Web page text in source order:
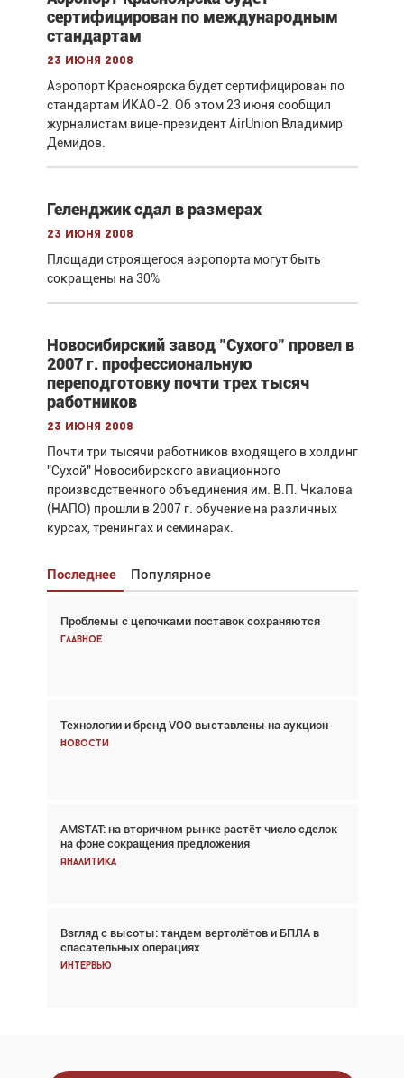
сертифицирован по международным
стандартам
23 июня 2008
Аэропорт Красноярска будет сертифицирован по
стандартам ИКАО-2. Об этом 23 июня сообщил
журналистам вице-президент AirUnion Владимир
Демидов.
Геленджик сдал в размерах
23 июня 2008
Площади строящегося аэропорта могут быть
сокращены на 30%
Новосибирский завод "Сухого" провел в
2007 г. профессиональную
переподготовку почти трех тысяч
работников
23 июня 2008
Почти три тысячи работников входящего в холдинг
"Сухой" Новосибирского авиационного
производственного объединения им. В.П. Чкалова
(НАПО) прошли в 2007 г. обучение на различных
курсах, тренингах и семинарах.
Последнее Популярное
Проблемы с цепочками поставок сохраняются
Главное
Технологии и бренд VOO выставлены на аукцион
Новости
AMSTAT: на вторичном рынке растёт число сделок
на фоне сокращения предложения
Аналитика
Взгляд с высоты: тандем вертолётов и БПЛА в
спасательных операциях
Интервью
Взгляд с высоты: тандем вертолётов и БПЛА в
спасательных операциях
Авиационный фотограф Дэйв Кох: «Фотография
говорит сама за себя... а ИИ всё портит»
Проблемы с цепочками поставок сохраняются
Аналитика
Частный самолёт – это актив. Подходите к
покупке соответствующим образом
Интервью